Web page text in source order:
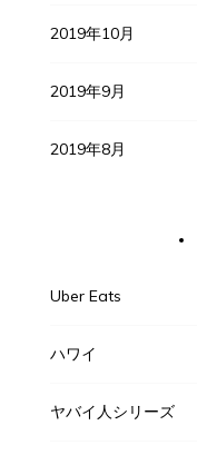
2019年10月
2019年9月
2019年8月
Uber Eats
ハワイ
ヤバイ人シリーズ